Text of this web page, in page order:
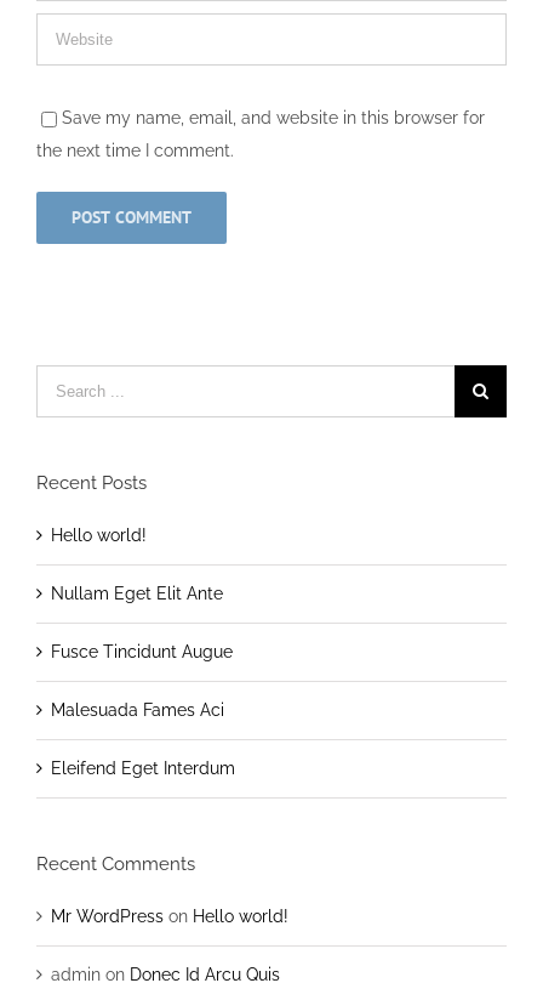
Save my name, email, and website in this browser for
the next time I comment.
for:
Recent Posts
Hello world!
Nullam Eget Elit Ante
Fusce Tincidunt Augue
Malesuada Fames Aci
Eleifend Eget Interdum
Recent Comments
Mr WordPress on Hello world!
admin on Donec Id Arcu Quis